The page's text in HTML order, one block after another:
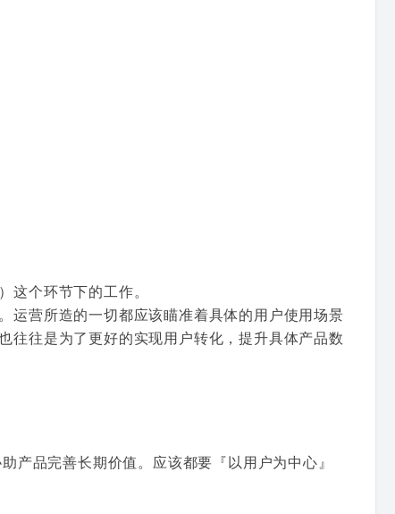
这个环节下的工作。
运营所造的一切都应该瞄准着具体的用户使用场景
往往是为了更好的实现用户转化，提升具体产品数
产品完善长期价值。应该都要『以用户为中心』